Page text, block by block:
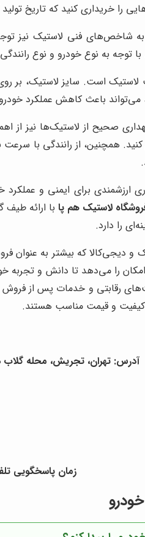
را خریداری کنید که تاریخ
شاخص‌های فنی لاستیک نیز
توجه به نوع خودرو و نوع
لاستیک است. سایز لاستیک، بر
می‌تواند باعث کاهش عملکرد
صحیح از لاستیک‌ها نیز از
همچنین، از رانندگی با
ارزشمندی برای ایمنی و
لاستیک هم پابا ارائه طیف
را دارد.
و دیجی‌کالا که بیشتر به
را می‌دهد تا دانش و تجربه
رقابتی و خدمات پس از
کیفیت و قیمت مناسب هستند.
آدرس: تهران، تجریش، محله گلاب دره،
زمان پاسخگویی تلفنی: